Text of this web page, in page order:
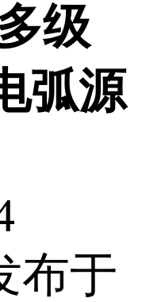
级
弧源
布于